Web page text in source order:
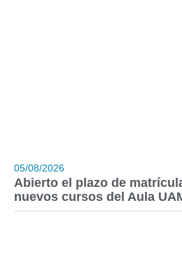
05/08/2026
Abierto el plazo de
nuevos cursos del Aula